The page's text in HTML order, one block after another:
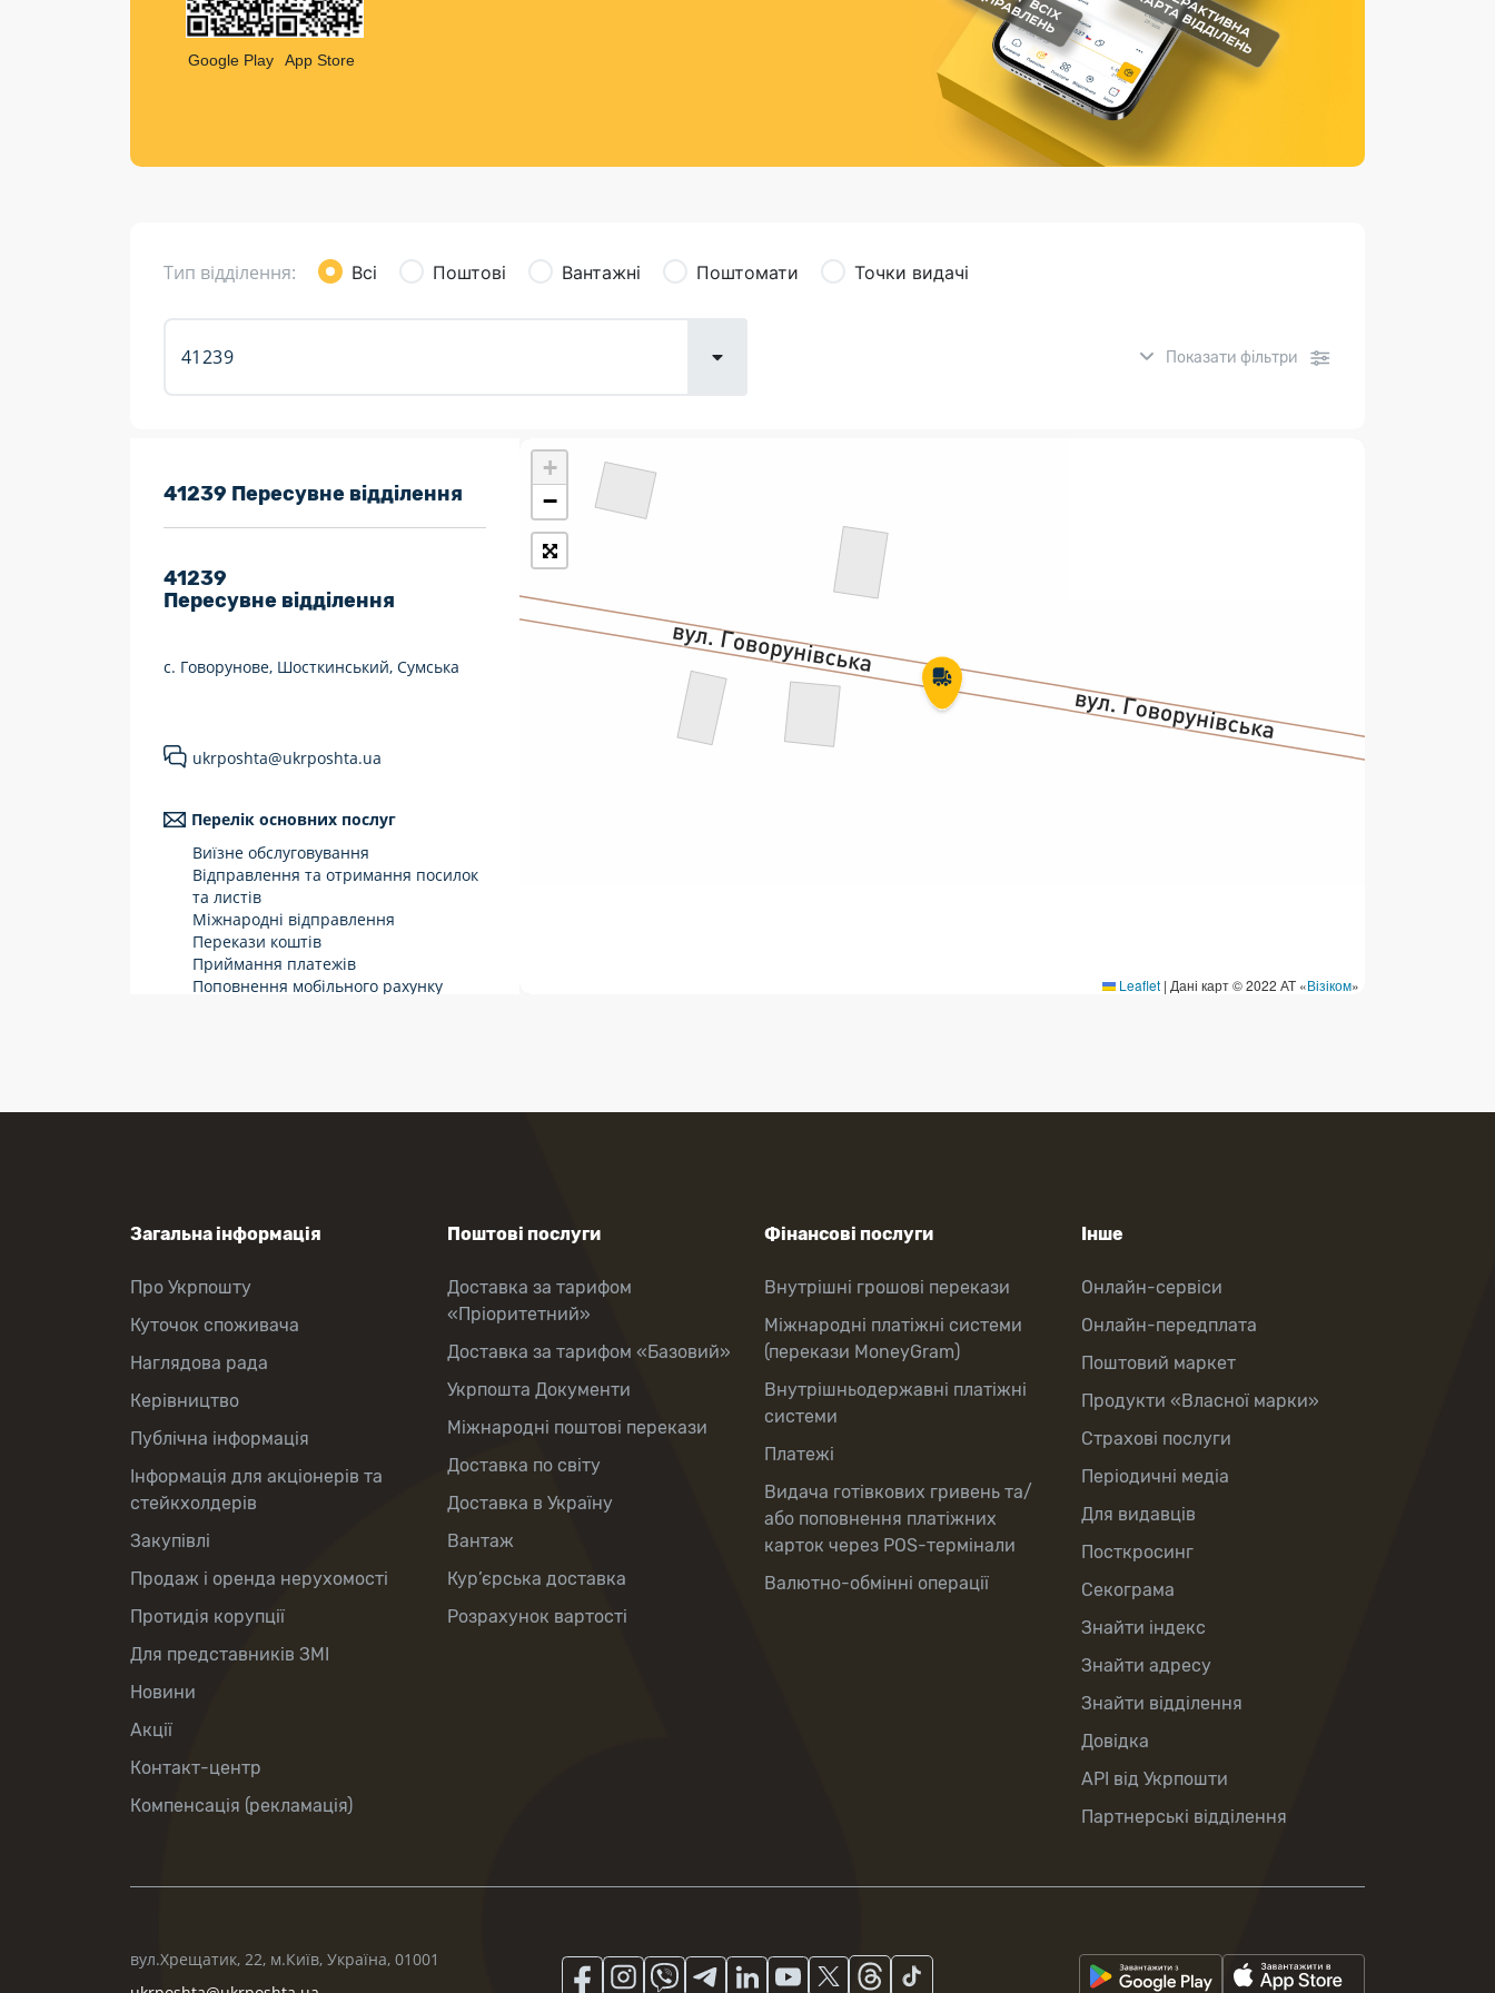
Листи та листівки
Кур’єрська доставка
Страхові послуги
Каталог «Укрпошта Маркет»
Google Play App Store
Тип відділення: Всі Поштові Вантажні Поштомати Точки видачі
Показати фільтри
7 днів на тиждень
Працюють після 19:00
Працюють у вихідні
Поштові послуги:
Укрпошта Стандарт/тариф «Базовий»
Доставка за межі України
Прийом вантажів
41239 Пересувне відділення
41239
Пересувне відділення
с. Говорунове, Шосткинський, Сумська
ukrposhta@ukrposhta.ua
Перелік основних послуг
Виїзне обслуговування
Відправлення та отримання посилок
та листів
Міжнародні відправлення
Перекази коштів
Приймання платежів
Поповнення мобільного рахунку
+
−
Leaflet | Дані карт © 2022 АТ «Візіком»
Загальна інформація
Про Укрпошту
Куточок споживача
Наглядова рада
Керівництво
Публічна інформація
Інформація для акціонерів та
стейкхолдерів
Закупівлі
Продаж і оренда нерухомості
Протидія корупції
Для представників ЗМІ
Новини
Акції
Контакт-центр
Компенсація (рекламація)
Поштові послуги
Доставка за тарифом
«Пріоритетний»
Доставка за тарифом «Базовий»
Укрпошта Документи
Міжнародні поштові перекази
Доставка по світу
Доставка в Україну
Вантаж
Кур’єрська доставка
Розрахунок вартості
Фінансові послуги
Внутрішні грошові перекази
Міжнародні платіжні системи
(перекази MoneyGram)
Внутрішньодержавні платіжні
системи
Платежі
Видача готівкових гривень та/
або поповнення платіжних
карток через POS-термінали
Валютно-обмінні операції
Інше
Онлайн-сервіси
Онлайн-передплата
Поштовий маркет
Продукти «Власної марки»
Страхові послуги
Періодичні медіа
Для видавців
Посткросинг
Секограма
Знайти індекс
Знайти адресу
Знайти відділення
Довідка
API від Укрпошти
Партнерські відділення
вул.Хрещатик, 22, м.Київ, Україна, 01001